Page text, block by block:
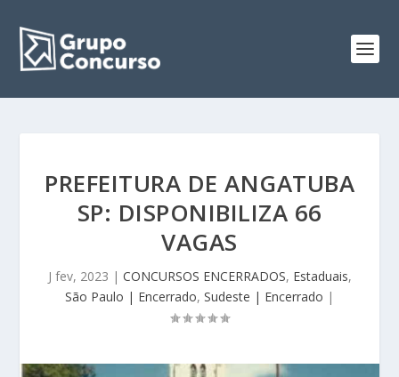
PREFEITURA DE ANGATUBA
SP: DISPONIBILIZA 66
VAGAS
J fev, 2023 | CONCURSOS ENCERRADOS, Estaduais,
São Paulo | Encerrado, Sudeste | Encerrado |